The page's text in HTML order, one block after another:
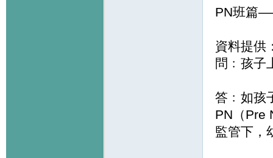
PN班篇
資料提供
問﹕孩子
答﹕如孩
PN（Pre
監管下，